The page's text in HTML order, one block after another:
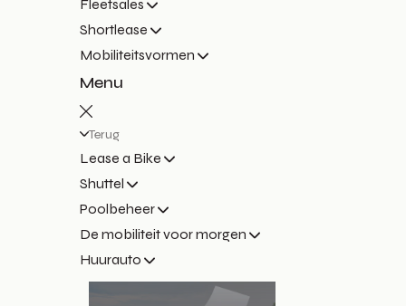
Fleetsales
Shortlease
Mobiliteitsvormen
Menu
Terug
Lease a Bike
Shuttel
Poolbeheer
De mobiliteit voor morgen
Huurauto